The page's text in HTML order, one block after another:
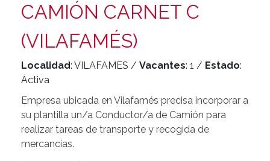
CAMIÓN CARNET C
(VILAFAMÉS)
Localidad: VILAFAMES / Vacantes: 1 / Estado:
Activa
Empresa ubicada en Vilafamés precisa incorporar a
su plantilla un/a Conductor/a de Camión para
realizar tareas de transporte y recogida de
mercancías.